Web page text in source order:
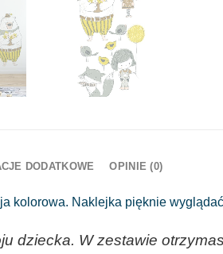
DODATKOWE OPINIE (0)
kolorowa. Naklejka pięknie
dziecka. W zestawie